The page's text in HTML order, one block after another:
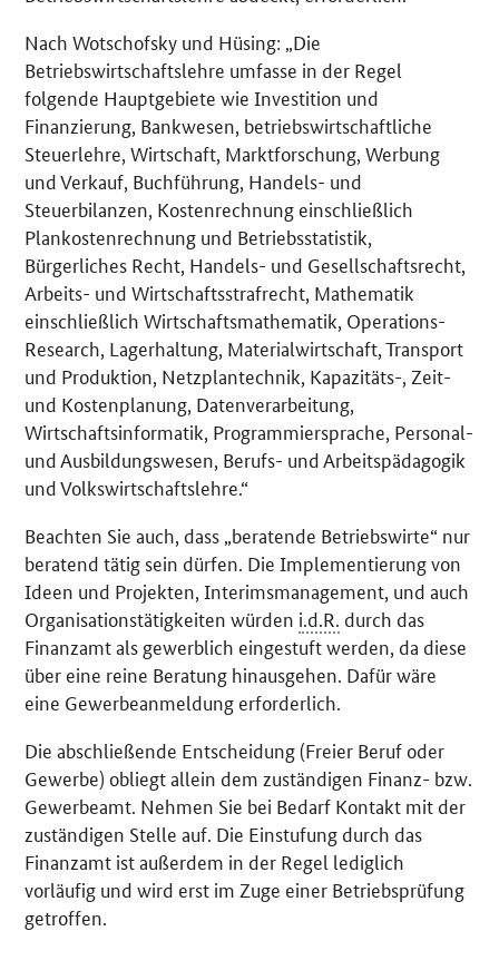
Nach Wotschofsky und Hüsing: „Die
Betriebswirtschaftslehre umfasse in der Regel
folgende Hauptgebiete wie Investition und
Finanzierung, Bankwesen, betriebswirtschaftliche
Steuerlehre, Wirtschaft, Marktforschung, Werbung
und Verkauf, Buchführung, Handels- und
Steuerbilanzen, Kostenrechnung einschließlich
Plankostenrechnung und Betriebsstatistik,
Bürgerliches Recht, Handels- und Gesellschaftsrecht,
Arbeits- und Wirtschaftsstrafrecht, Mathematik
einschließlich Wirtschaftsmathematik, Operations-
Research, Lagerhaltung, Materialwirtschaft, Transport
und Produktion, Netzplantechnik, Kapazitäts-, Zeit-
und Kostenplanung, Datenverarbeitung,
Wirtschaftsinformatik, Programmiersprache, Personal-
und Ausbildungswesen, Berufs- und Arbeitspädagogik
und Volkswirtschaftslehre.“
Beachten Sie auch, dass „beratende Betriebswirte“ nur
beratend tätig sein dürfen. Die Implementierung von
Ideen und Projekten, Interimsmanagement, und auch
Organisationstätigkeiten würden i.d.R. durch das
Finanzamt als gewerblich eingestuft werden, da diese
über eine reine Beratung hinausgehen. Dafür wäre
eine Gewerbeanmeldung erforderlich.
Die abschließende Entscheidung (Freier Beruf oder
Gewerbe) obliegt allein dem zuständigen Finanz- bzw.
Gewerbeamt. Nehmen Sie bei Bedarf Kontakt mit der
zuständigen Stelle auf. Die Einstufung durch das
Finanzamt ist außerdem in der Regel lediglich
vorläufig und wird erst im Zuge einer Betriebsprüfung
getroffen.